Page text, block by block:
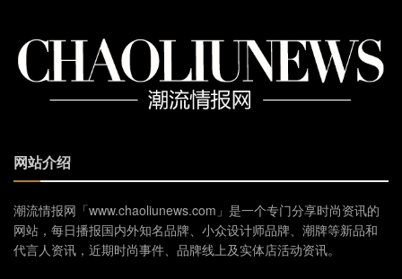
网站介绍
潮流情报网「www.chaoliunews.com」是一个专门分享时尚资讯的
网站，每日播报国内外知名品牌、小众设计师品牌、潮牌等新品和
代言人资讯，近期时尚事件、品牌线上及实体店活动资讯。